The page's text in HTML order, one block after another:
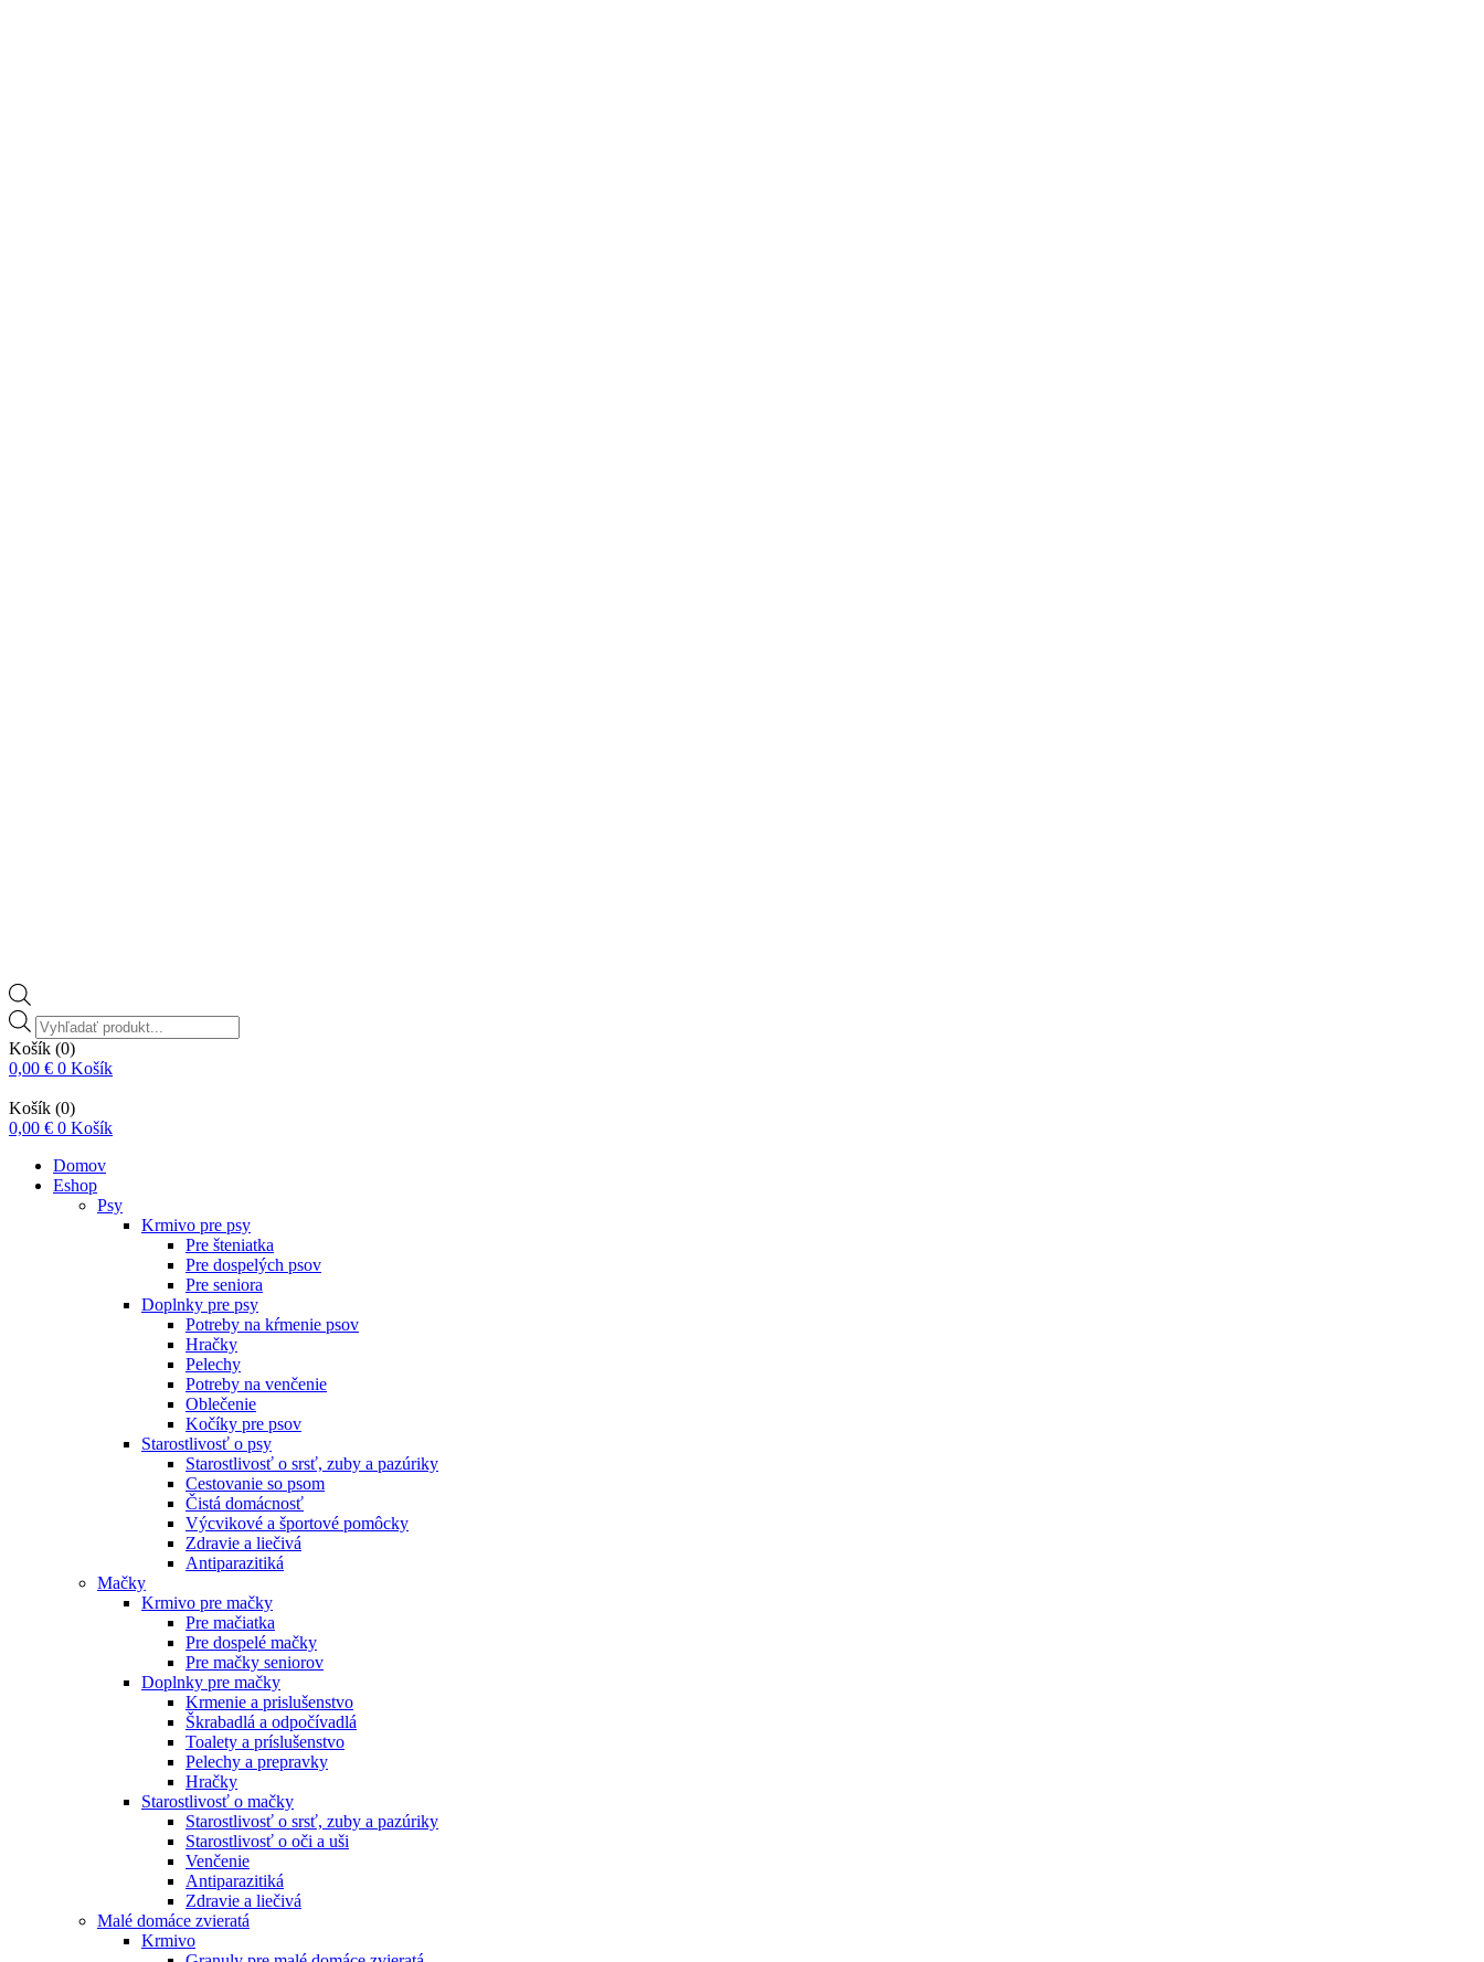
Vyhľadávanie
produktov
Košík (0)
0,00 € 0 Košík
Košík (0)
0,00 € 0 Košík
Domov
Eshop
Psy
Krmivo pre psy
Pre šteniatka
Pre dospelých psov
Pre seniora
Doplnky pre psy
Potreby na kŕmenie psov
Hračky
Pelechy
Potreby na venčenie
Oblečenie
Kočíky pre psov
Starostlivosť o psy
Starostlivosť o srsť, zuby a pazúriky
Cestovanie so psom
Čistá domácnosť
Výcvikové a športové pomôcky
Zdravie a liečivá
Antiparazitiká
Mačky
Krmivo pre mačky
Pre mačiatka
Pre dospelé mačky
Pre mačky seniorov
Doplnky pre mačky
Krmenie a prislušenstvo
Škrabadlá a odpočívadlá
Toalety а príslušenstvo
Pelechy a prepravky
Hračky
Starostlivosť o mačky
Starostlivosť o srsť, zuby a pazúriky
Starostlivosť o oči a uši
Venčenie
Antiparazitiká
Zdravie a liečivá
Malé domáce zvieratá
Krmivo